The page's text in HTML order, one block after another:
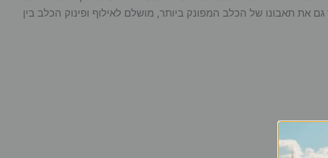
את תאבונו של הכלב המפונק ביותר, מושלם לאילוף ופינוק הכלב בין